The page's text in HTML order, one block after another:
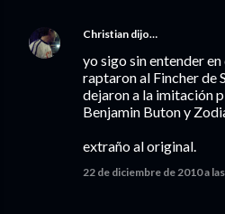
Christian dijo…
yo sigo sin entender
raptaron al Fincher de
dejaron a la imitación
Benjamin Buton y
extraño al original.
22 de diciembre de 2010 a